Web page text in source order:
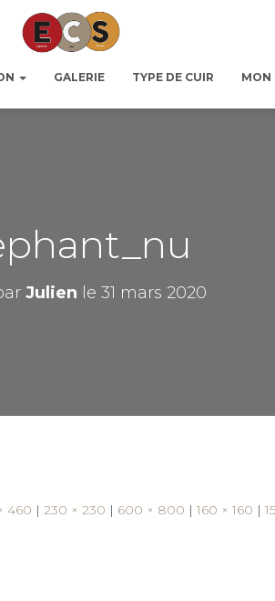
GALERIE TYPE DE CUIR MON
Julien le 31 mars 2020
460 | 230 × 230 | 600 × 800 | 160 × 160 |